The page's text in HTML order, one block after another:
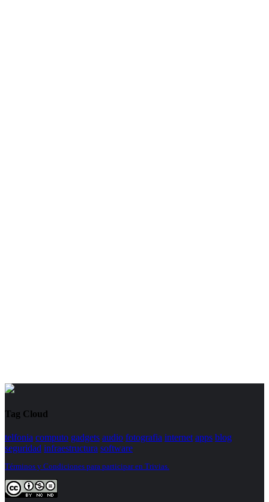
Tag Cloud
telfonia computo gadgets audio fotografia internet apps blog
seguridad infraestructura software
Términos y Condiciones para participar en Trivias.